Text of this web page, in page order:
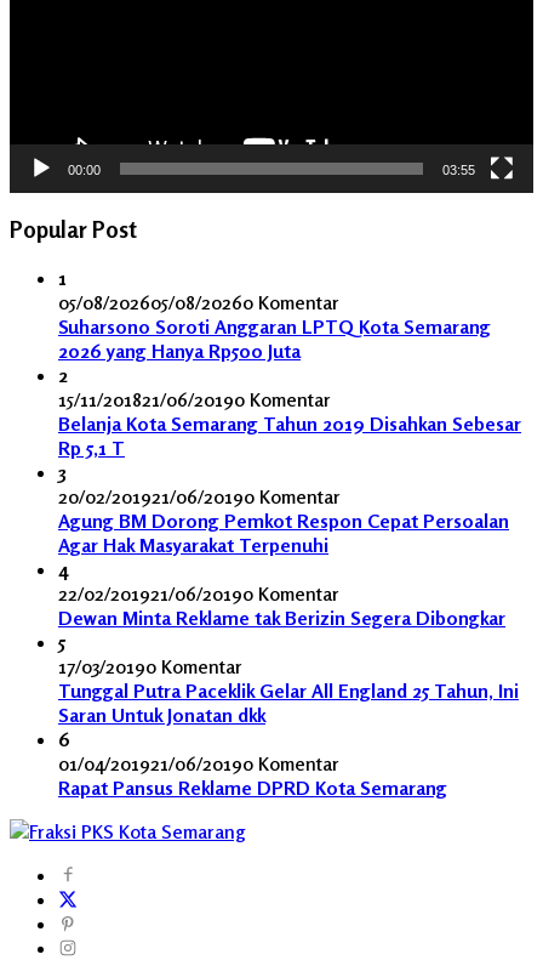
00:00 03:55
Popular Post
1
05/08/202605/08/20260 Komentar
Suharsono Soroti Anggaran LPTQ Kota Semarang
2026 yang Hanya Rp500 Juta
2
15/11/201821/06/20190 Komentar
Belanja Kota Semarang Tahun 2019 Disahkan Sebesar
Rp 5,1 T
3
20/02/201921/06/20190 Komentar
Agung BM Dorong Pemkot Respon Cepat Persoalan
Agar Hak Masyarakat Terpenuhi
4
22/02/201921/06/20190 Komentar
Dewan Minta Reklame tak Berizin Segera Dibongkar
5
17/03/20190 Komentar
Tunggal Putra Paceklik Gelar All England 25 Tahun, Ini
Saran Untuk Jonatan dkk
6
01/04/201921/06/20190 Komentar
Rapat Pansus Reklame DPRD Kota Semarang